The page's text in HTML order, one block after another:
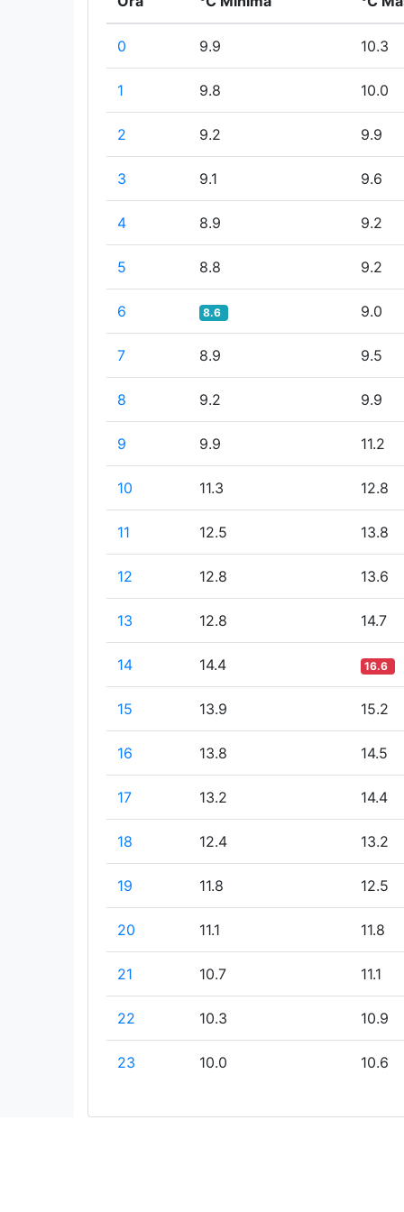
0 9.9 10.3
1 9.8 10.0
2 9.2 9.9
3 9.1 9.6
4 8.9 9.2
5 8.8 9.2
6 8.6 9.0
7 8.9 9.5
8 9.2 9.9
9 9.9 11.2
10 11.3 12.8
11 12.5 13.8
12 12.8 13.6
13 12.8 14.7
14 14.4 16.6
15 13.9 15.2
16 13.8 14.5
17 13.2 14.4
18 12.4 13.2
19 11.8 12.5
20 11.1 11.8
21 10.7 11.1
22 10.3 10.9
23 10.0 10.6